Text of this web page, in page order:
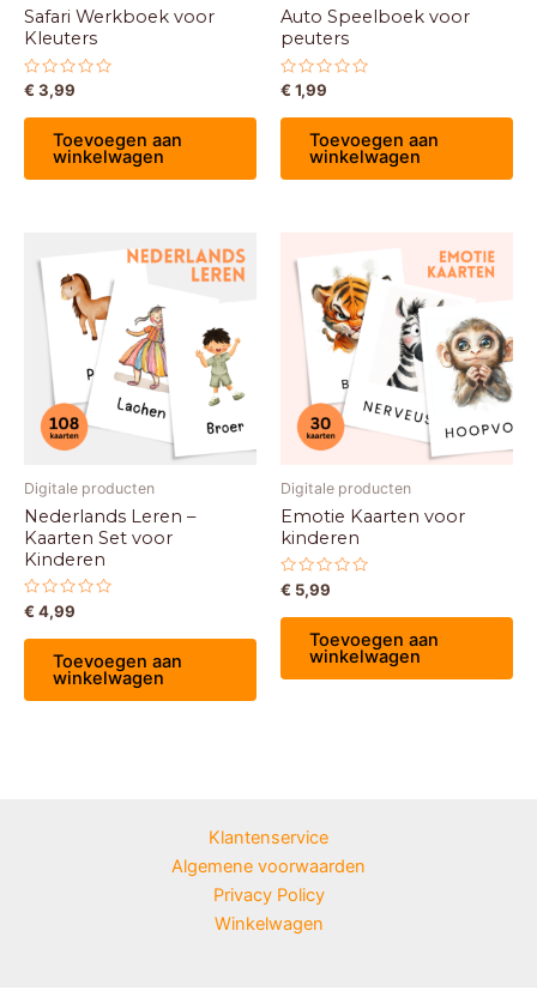
Safari Werkboek voor
Kleuters
Gewaardeerd
uit
€ 3,99
Toevoegen aan
winkelwagen
Auto Speelboek voor
peuters
Gewaardeerd
uit
€ 1,99
Toevoegen aan
winkelwagen
Digitale producten
Nederlands Leren –
Kaarten Set voor
Kinderen
Gewaardeerd
0
uit
€ 4,99
Toevoegen aan
winkelwagen
Digitale producten
Emotie Kaarten voor
kinderen
Gewaardeerd
0
uit
€ 5,99
Toevoegen aan
winkelwagen
Klantenservice
Algemene voorwaarden
Privacy Policy
Winkelwagen